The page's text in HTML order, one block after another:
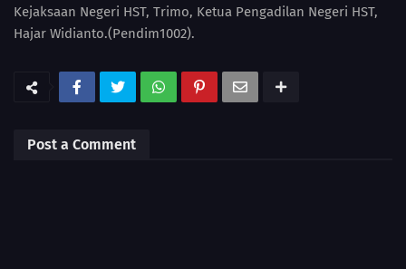
Kejaksaan Negeri HST, Trimo, Ketua Pengadilan Negeri HST,
Hajar Widianto.(Pendim1002).
Post a Comment